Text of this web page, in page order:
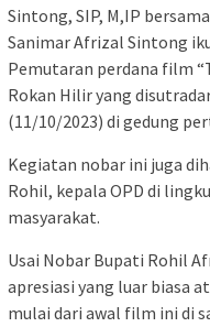
Sintong, SIP, M,IP
Sanimar Afrizal Sintong
Pemutaran perdana film
Rokan Hilir yang
(11/10/2023) di gedung
Kegiatan nobar ini juga
Rohil, kepala OPD di
masyarakat.
Usai Nobar Bupati Rohil
apresiasi yang luar biasa
mulai dari awal film ini di